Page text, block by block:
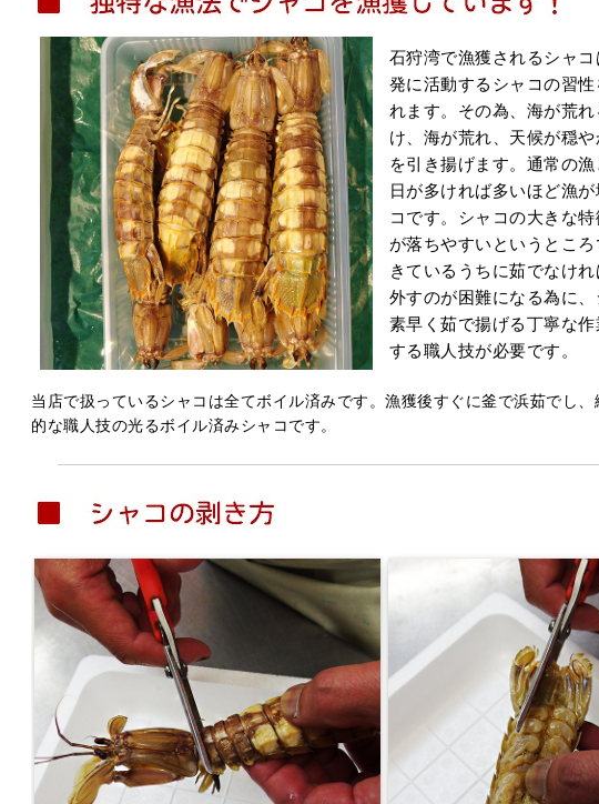
石狩湾で漁獲されるシャ
発に活動するシャコの習
れます。その為、海が荒
け、海が荒れ、天候が穏
を引き揚げます。通常の
日が多ければ多いほど漁
コです。シャコの大きな
が落ちやすいというとこ
きているうちに茹でなけ
外すのが困難になる為に、
素早く茹で揚げる丁寧な
する職人技が必要です。
当店で扱っているシャコは全てボイル済みです。漁獲後すぐに釜で浜茹でし
的な職人技の光るボイル済みシャコです。